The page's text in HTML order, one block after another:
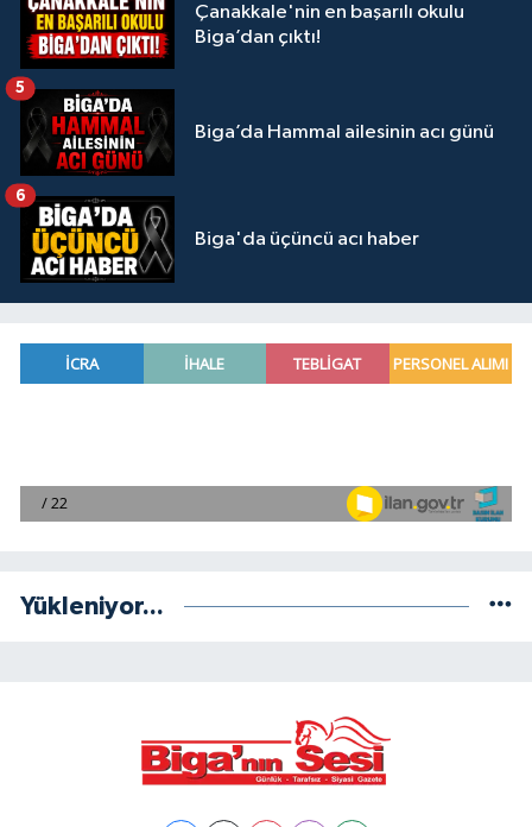
Çanakkale'nin en başarılı okulu
Biga’dan çıktı!
Biga’da Hammal ailesinin acı günü
5
Biga'da üçüncü acı haber
6
Yükleniyor...